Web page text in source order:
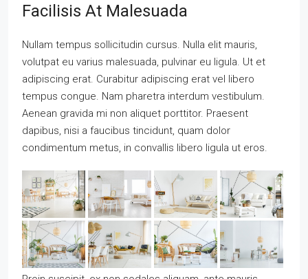
Facilisis At Malesuada
Nullam tempus sollicitudin cursus. Nulla elit mauris,
volutpat eu varius malesuada, pulvinar eu ligula. Ut et
adipiscing erat. Curabitur adipiscing erat vel libero
tempus congue. Nam pharetra interdum vestibulum.
Aenean gravida mi non aliquet porttitor. Praesent
dapibus, nisi a faucibus tincidunt, quam dolor
condimentum metus, in convallis libero ligula ut eros.